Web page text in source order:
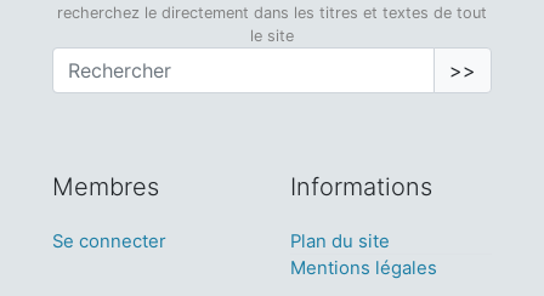
recherchez le directement dans les titres et textes de tout
le site
>>
Membres
Se connecter
Informations
Plan du site
Mentions légales